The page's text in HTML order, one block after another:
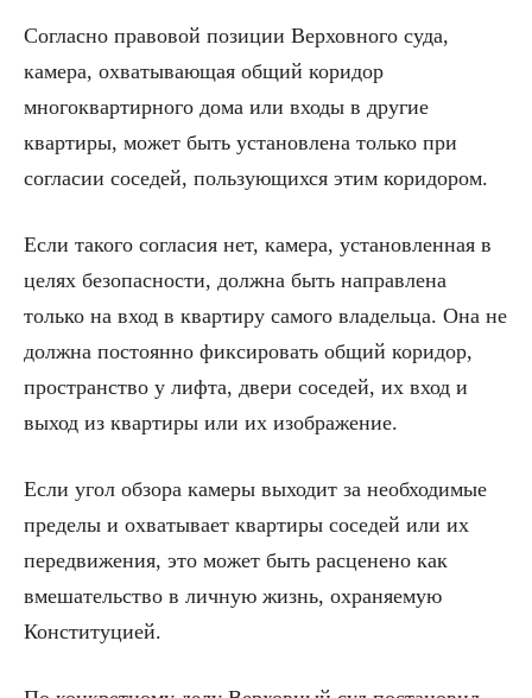
Согласно правовой позиции Верховного суда,
камера, охватывающая общий коридор
многоквартирного дома или входы в другие
квартиры, может быть установлена только при
согласии соседей, пользующихся этим коридором.
Если такого согласия нет, камера, установленная в
целях безопасности, должна быть направлена
только на вход в квартиру самого владельца. Она не
должна постоянно фиксировать общий коридор,
пространство у лифта, двери соседей, их вход и
выход из квартиры или их изображение.
Если угол обзора камеры выходит за необходимые
пределы и охватывает квартиры соседей или их
передвижения, это может быть расценено как
вмешательство в личную жизнь, охраняемую
Конституцией.